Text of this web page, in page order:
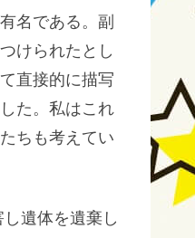
名である。副
けられたとし
直接的に描写
た。私はこれ
ちも考えてい
遺体を遺棄し